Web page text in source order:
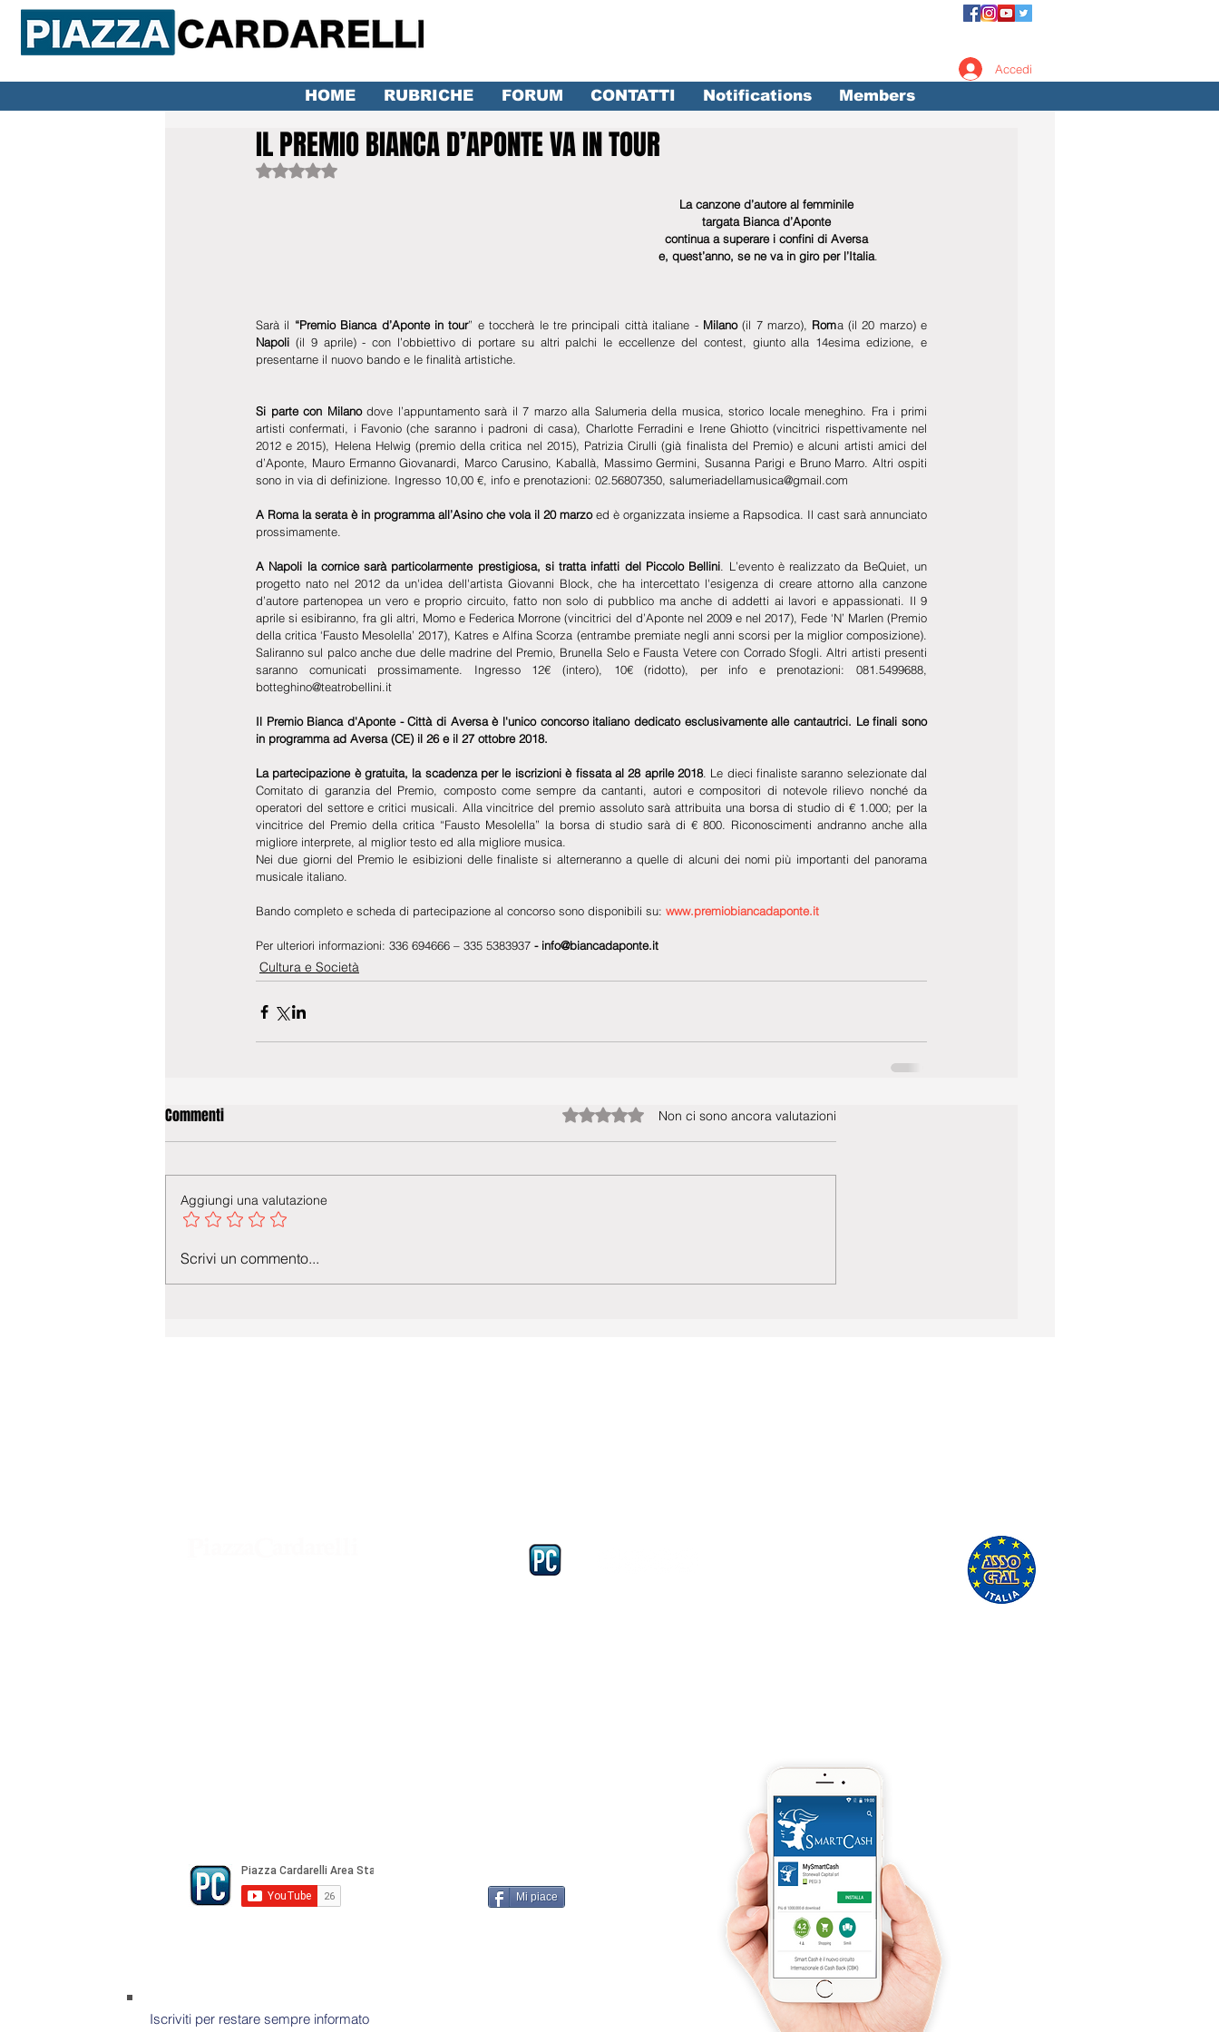
HOME RUBRICHE FORUM CONTATTI Notifications Members
Accedi
IL PREMIO BIANCA D’APONTE VA IN TOUR
Valutazione NaN stelle su 5.
La canzone d’autore al femminile
targata Bianca d’Aponte
continua a superare i confini di Aversa
e, quest’anno, se ne va in giro per l’Italia.
Sarà il “Premio Bianca d’Aponte in tour” e toccherà le tre principali città italiane - Milano (il 7 marzo), Rom
Napoli (il 9 aprile) - con l’obbiettivo di portare su altri palchi le eccellenze del contest, giunto alla 14esima edizione, e
presentarne il nuovo bando e le finalità artistiche.
Si parte con Milano dove l’appuntamento sarà il 7 marzo alla Salumeria della musica, storico locale meneghino. Fra i primi
artisti confermati, i Favonio (che saranno i padroni di casa), Charlotte Ferradini e Irene Ghiotto (vincitrici rispettivamente nel
2012 e 2015), Helena Helwig (premio della critica nel 2015), Patrizia Cirulli (già finalista del Premio) e alcuni artisti amici del
d’Aponte, Mauro Ermanno Giovanardi, Marco Carusino, Kaballà, Massimo Germini, Susanna Parigi e Bruno Marro. Altri ospiti
sono in via di definizione. Ingresso 10,00 €, info e prenotazioni: 02.56807350, salumeriadellamusica@gmail.com
A Roma la serata è in programma all’Asino che vola il 20 marzo ed è organizzata insieme a Rapsodica. Il cast sarà annunciato
prossimamente.
A Napoli la cornice sarà particolarmente prestigiosa, si tratta infatti del Piccolo Bellini . L’evento è realizzato da BeQuiet, un
progetto nato nel 2012 da un'idea dell'artista Giovanni Block, che ha intercettato l'esigenza di creare attorno alla canzone
d’autore partenopea un vero e proprio circuito, fatto non solo di pubblico ma anche di addetti ai lavori e appassionati. Il 9
aprile si esibiranno, fra gli altri, Momo e Federica Morrone (vincitrici del d’Aponte nel 2009 e nel 2017), Fede ‘N’ Marlen (Premio
della critica ‘Fausto Mesolella’ 2017), Katres e Alfina Scorza (entrambe premiate negli anni scorsi per la miglior composizione).
Saliranno sul palco anche due delle madrine del Premio, Brunella Selo e Fausta Vetere con Corrado Sfogli. Altri artisti presenti
saranno comunicati prossimamente. Ingresso 12€ (intero), 10€ (ridotto), per info e prenotazioni: 081.5499688,
botteghino@teatrobellini.it
Il Premio Bianca d'Aponte - Città di Aversa è l'unico concorso italiano dedicato esclusivamente alle cantautrici. Le finali sono
in programma ad Aversa (CE) il 26 e il 27 ottobre 2018.
La partecipazione è gratuita, la scadenza per le iscrizioni è fissata al 28 aprile 2018. Le dieci finaliste saranno selezionate dal
Comitato di garanzia del Premio, composto come sempre da cantanti, autori e compositori di notevole rilievo nonché da
operatori del settore e critici musicali. Alla vincitrice del premio assoluto sarà attribuita una borsa di studio di € 1.000; per la
vincitrice del Premio della critica “Fausto Mesolella” la borsa di studio sarà di € 800. Riconoscimenti andranno anche alla
migliore interprete, al miglior testo ed alla migliore musica.
Nei due giorni del Premio le esibizioni delle finaliste si alterneranno a quelle di alcuni dei nomi più importanti del panorama
musicale italiano.
Bando completo e scheda di partecipazione al concorso sono disponibili su: www.premiobiancadaponte.it
Per ulteriori informazioni: 336 694666 – 335 5383937 - info@biancadaponte.it
Cultura e Società
Commenti Valutazione 0 stelle su 5.Non ci sono ancora valutazioni
Aggiungi una valutazione
Scrivi un commento...
Mi piace
Iscriviti per restare sempre informato